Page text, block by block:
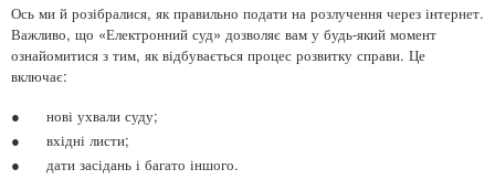
Ось ми й розібралися, як правильно подати на розлучення через інтернет.
Важливо, що «Електронний суд» дозволяє вам у будь-який момент
ознайомитися з тим, як відбувається процес розвитку справи. Це
включає:
●
нові ухвали суду;
●
вхідні листи;
●
дати засідань і багато іншого.